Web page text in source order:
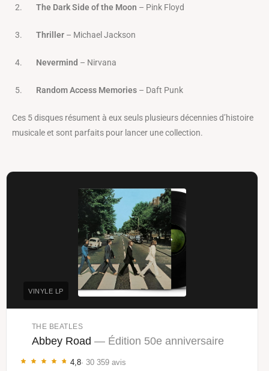
The Dark Side of the Moon – Pink Floyd
Thriller – Michael Jackson
Nevermind – Nirvana
Random Access Memories – Daft Punk
Ces 5 disques résument à eux seuls plusieurs décennies d’histoire
musicale et sont parfaits pour lancer une collection.
VINYLE LP
THE BEATLES
Abbey Road — Édition 50e anniversaire
4,8· 30 359 avis